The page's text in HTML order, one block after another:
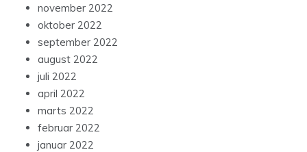
oktober 2022
september 2022
august 2022
juli 2022
april 2022
marts 2022
februar 2022
januar 2022
oktober 2021